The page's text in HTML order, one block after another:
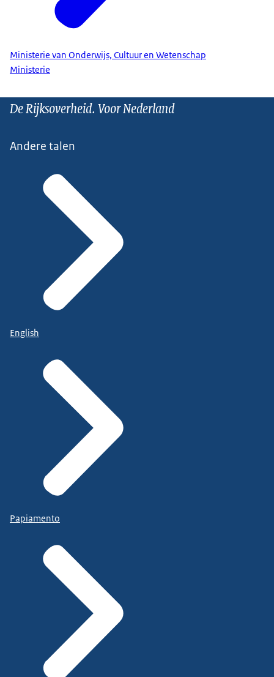
Ministerie van Onderwijs, Cultuur en Wetenschap
Ministerie
De Rijksoverheid. Voor Nederland
Andere talen
English
Papiamento